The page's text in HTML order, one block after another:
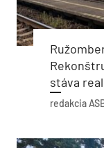
stáva
redakcia